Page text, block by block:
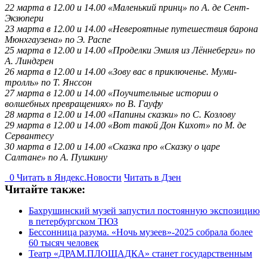
22 марта в 12.00 и 14.00 «Маленький принц» по А. де Сент-
Экзюпери
23 марта в 12.00 и 14.00 «Невероятные путешествия барона
Мюнхгаузена» по Э. Распе
25 марта в 12.00 и 14.00 «Проделки Эмиля из Лённеберги» по
А. Линдгрен
26 марта в 12.00 и 14.00 «Зову вас в приключенье. Муми-
тролль» по Т. Янссон
27 марта в 12.00 и 14.00 «Поучительные истории о
волшебных превращениях» по В. Гауфу
28 марта в 12.00 и 14.00 «Папины сказки» по С. Козлову
29 марта в 12.00 и 14.00 «Вот такой Дон Кихот» по М. де
Сервантесу
30 марта в 12.00 и 14.00 «Сказка про «Сказку о царе
Салтане» по А. Пушкину
0 Читать в Яндекс.Новости Читать в Дзен
Читайте также:
Бахрушинский музей запустил постоянную экспозицию
в петербургском ТЮЗ
Бессонница разума. «Ночь музеев»-2025 собрала более
60 тысяч человек
Театр «ДРАМ.ПЛОЩАДКА» станет государственным